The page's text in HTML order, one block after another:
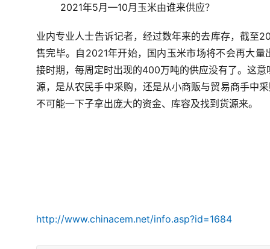
2021年5月—10月玉米由谁来供应？
业内专业人士告诉记者，经过数年来的去库存，截至
售完毕。自2021年开始，国内玉米市场将不会再大
接时期，每周定时出现的400万吨的供应没有了。这
源，是从农民手中采购，还是从小商贩与贸易商手中
不可能一下子拿出庞大的资金、库容及找到货源来。
http://www.chinacem.net/info.asp?id=1684